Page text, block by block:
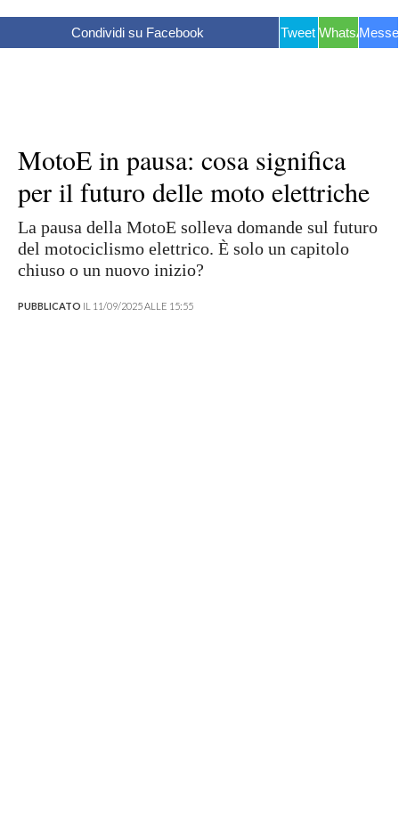
Condividi su Facebook Tweet WhatsApp
MotoE in pausa: cosa significa
per il futuro delle moto elettriche
La pausa della MotoE solleva domande sul futuro
del motociclismo elettrico. È solo un capitolo
chiuso o un nuovo inizio?
PUBBLICATO IL 11/09/2025 ALLE 15:55